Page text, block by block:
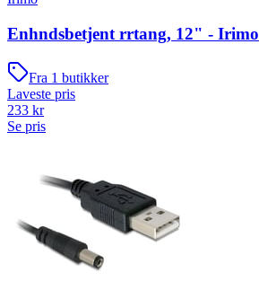
Enhndsbetjent rrtang, 12" - Irimo
Fra 1 butikker
Laveste pris
233 kr
Se pris